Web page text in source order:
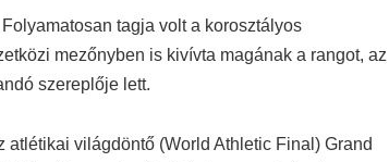
tagja volt a korosztályos
mezőnyben is kivívta magának a rangot, az
szereplője lett.
világdöntő (World Athletic Final) Grand